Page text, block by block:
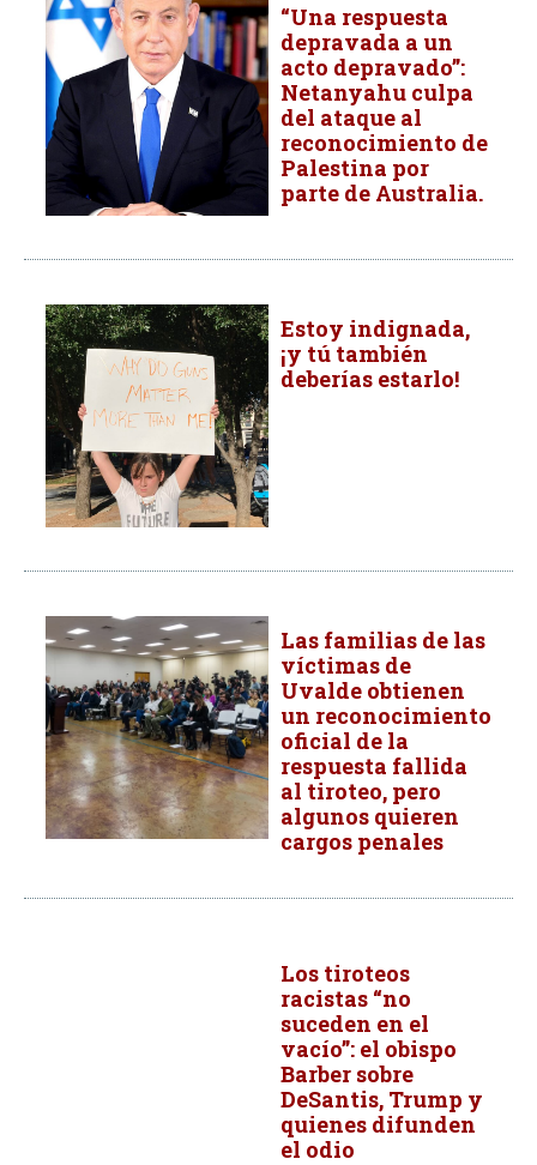
“Una respuesta
depravada a un
acto depravado”: ​​
Netanyahu culpa
del ataque al
reconocimiento de
Palestina por
parte de Australia.
Estoy indignada,
¡y tú también
deberías estarlo!
Las familias de las
víctimas de
Uvalde obtienen
un reconocimiento
oficial de la
respuesta fallida
al tiroteo, pero
algunos quieren
cargos penales
Los tiroteos
racistas “no
suceden en el
vacío”: el obispo
Barber sobre
DeSantis, Trump y
quienes difunden
el odio